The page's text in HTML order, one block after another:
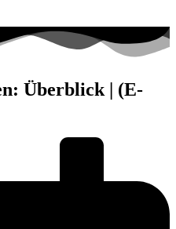
Überblick | (E-